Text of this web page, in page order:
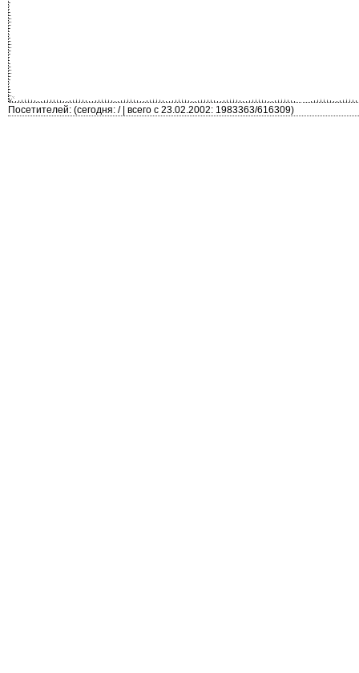
Посетителей: (сегодня: / | всего с 23.02.2002: 1983363/616309)